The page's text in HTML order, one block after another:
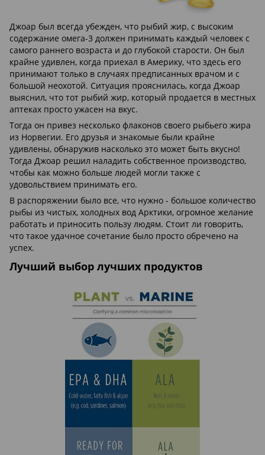
Джоар был всегда убежден, что рыбий жир, с высоким
содержание омега-3 должен принимать каждый человек с
самого раннего возраста и до глубокой старости. Он был
крайне удивлен, когда приехал в Америку, что здесь его
принимают только в случаях предписанных врачом и с
большой неохотой. Ситуация прояснилась, когда Джоар
выяснил, что тот рыбий жир, который продается в местных
аптеках просто ужасен на вкус.
Тогда он привез несколько флаконов своего рыбьего жира
из Норвегии. Его друзья и знакомые были крайне
удивлены, обнаружив насколько это может быть вкусно!
Тогда Джоар решил наладить собственное производство,
чтобы как можно больше людей могли также с
удовольствием принимать его.
В распоряжении было все, что нужно - большое количество
рыбы из чистых, холодных вод Арктики, огромное желание
работать и приносить пользу людям. Стоит ли говорить,
что такое удачное сочетание было просто обречено на
успех.
Лучший выбор лучших продуктов